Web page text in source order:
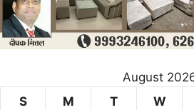
August
S
M T W